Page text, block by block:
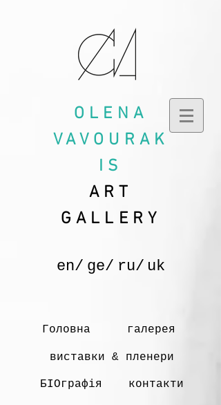
OLENA
VAVOURAK
IS
ART
GALLERY
en/ ge/ ru/ uk
Головна галерея
виставки & пленери
БІОграфія контакти